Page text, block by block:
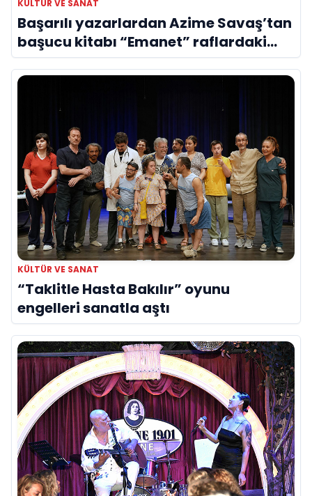
KÜLTÜR VE SANAT
Başarılı yazarlardan Azime Savaş’tan
başucu kitabı “Emanet” raflardaki
yerini aldı
KÜLTÜR VE SANAT
“Taklitle Hasta Bakılır” oyunu
engelleri sanatla aştı